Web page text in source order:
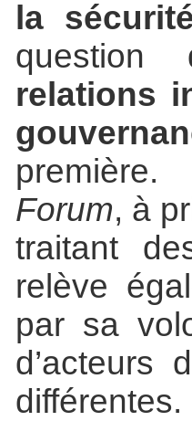
la
relations
Forum, à
traitant
relève
par sa
d’acteurs
différentes.